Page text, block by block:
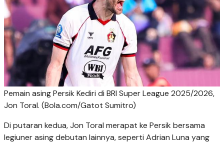
Pemain asing Persik Kediri di BRI Super League 2025/2026,
Jon Toral. (Bola.com/Gatot Sumitro)
Di putaran kedua, Jon Toral merapat ke Persik bersama
legiuner asing debutan lainnya, seperti Adrian Luna yang